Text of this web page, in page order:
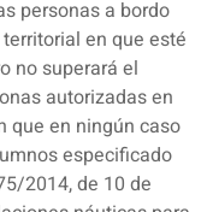
personas a bordo
en que esté
no superará el
autorizadas en
que en ningún caso
especificado
2014, de 10 de